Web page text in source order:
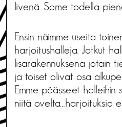
livenä. Some todella
Ensin näimme useita
harjoitushalleja. Jotkut
lisärakennuksena jotain
ja toiset olivat osa
Emme päässeet halleihin
niitä ovelta…harjoituksia